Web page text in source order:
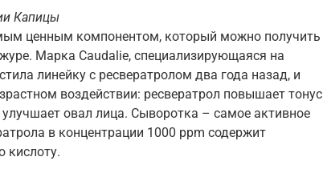
Капицы
ценным компонентом, который можно получить
Марка Caudalie, специализирующаяся на
линейку с ресвератролом два года назад, и
воздействии: ресвератрол повышает тонус
овал лица. Сыворотка – самое активное
в концентрации 1000 ppm содержит
кислоту.